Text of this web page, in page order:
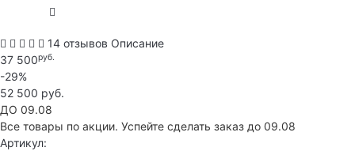
14 отзывов Описание
37 500руб.
-29%
52 500 руб.
ДО 09.08
Все товары по акции. Успейте сделать заказ до 09.08
Артикул: